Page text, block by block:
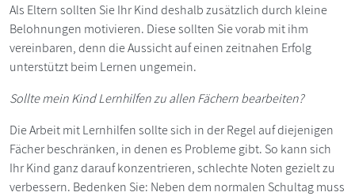
Als Eltern sollten Sie Ihr Kind deshalb zusätzlich durch kleine
Belohnungen motivieren. Diese sollten Sie vorab mit ihm
vereinbaren, denn die Aussicht auf einen zeitnahen Erfolg
unterstützt beim Lernen ungemein.
Sollte mein Kind Lernhilfen zu allen Fächern bearbeiten?
Die Arbeit mit Lernhilfen sollte sich in der Regel auf diejenigen
Fächer beschränken, in denen es Probleme gibt. So kann sich
Ihr Kind ganz darauf konzentrieren, schlechte Noten gezielt zu
verbessern. Bedenken Sie: Neben dem normalen Schultag muss